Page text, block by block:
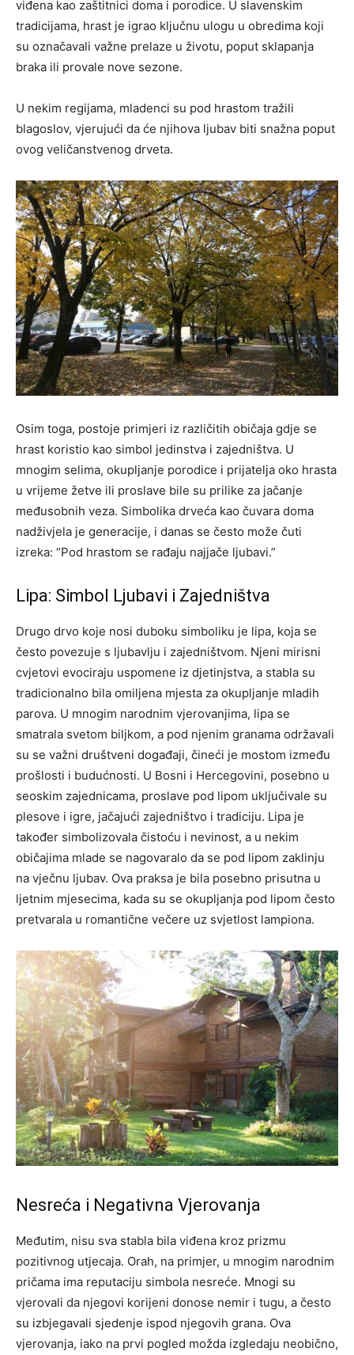
viđena kao zaštitnici doma i porodice. U slavenskim
tradicijama, hrast je igrao ključnu ulogu u obredima koji
su označavali važne prelaze u životu, poput sklapanja
braka ili provale nove sezone.
U nekim regijama, mladenci su pod hrastom tražili
blagoslov, vjerujući da će njihova ljubav biti snažna poput
ovog veličanstvenog drveta.
Osim toga, postoje primjeri iz različitih običaja gdje se
hrast koristio kao simbol jedinstva i zajedništva. U
mnogim selima, okupljanje porodice i prijatelja oko hrasta
u vrijeme žetve ili proslave bile su prilike za jačanje
međusobnih veza. Simbolika drveća kao čuvara doma
nadživjela je generacije, i danas se često može čuti
izreka: “Pod hrastom se rađaju najjače ljubavi.”
Lipa: Simbol Ljubavi i Zajedništva
Drugo drvo koje nosi duboku simboliku je lipa, koja se
često povezuje s ljubavlju i zajedništvom. Njeni mirisni
cvjetovi evociraju uspomene iz djetinjstva, a stabla su
tradicionalno bila omiljena mjesta za okupljanje mladih
parova. U mnogim narodnim vjerovanjima, lipa se
smatrala svetom biljkom, a pod njenim granama održavali
su se važni društveni događaji, čineći je mostom između
prošlosti i budućnosti. U Bosni i Hercegovini, posebno u
seoskim zajednicama, proslave pod lipom uključivale su
plesove i igre, jačajući zajedništvo i tradiciju. Lipa je
također simbolizovala čistoću i nevinost, a u nekim
običajima mlade se nagovaralo da se pod lipom zaklinju
na vječnu ljubav. Ova praksa je bila posebno prisutna u
ljetnim mjesecima, kada su se okupljanja pod lipom često
pretvarala u romantične večere uz svjetlost lampiona.
Nesreća i Negativna Vjerovanja
Međutim, nisu sva stabla bila viđena kroz prizmu
pozitivnog utjecaja. Orah, na primjer, u mnogim narodnim
pričama ima reputaciju simbola nesreće. Mnogi su
vjerovali da njegovi korijeni donose nemir i tugu, a često
su izbjegavali sjedenje ispod njegovih grana. Ova
vjerovanja, iako na prvi pogled možda izgledaju neobično,